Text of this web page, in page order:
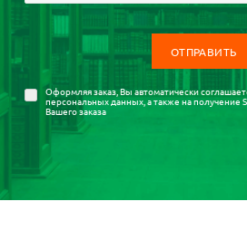
Оформляя заказ, Вы автоматически
персональных данных, а также на получение
Вашего заказа